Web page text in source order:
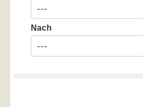
Nach